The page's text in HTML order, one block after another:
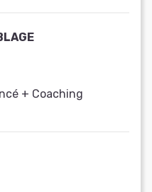
+ Coaching